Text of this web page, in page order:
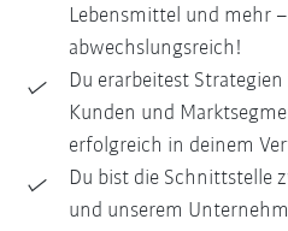
Lebensmittel und mehr
abwechslungsreich!
Du erarbeitest
Kunden und
erfolgreich in deinem
Du bist die Schnittstelle
und unserem